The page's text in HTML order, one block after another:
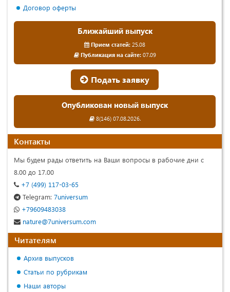
Договор оферты
Ближайший выпуск
Прием статей: 25.08
Публикация на сайте:07.09
Подать заявку
Опубликован новый выпуск
8(146) 07.08.2026.
Контакты
Мы будем рады ответить на Ваши вопросы в рабочие дни с
8.00 до 17.00
+7 (499) 117-03-65
Telegram: 7universum
+79609483038
nature@7universum.com
Читателям
Архив выпусков
Статьи по рубрикам
Наши авторы